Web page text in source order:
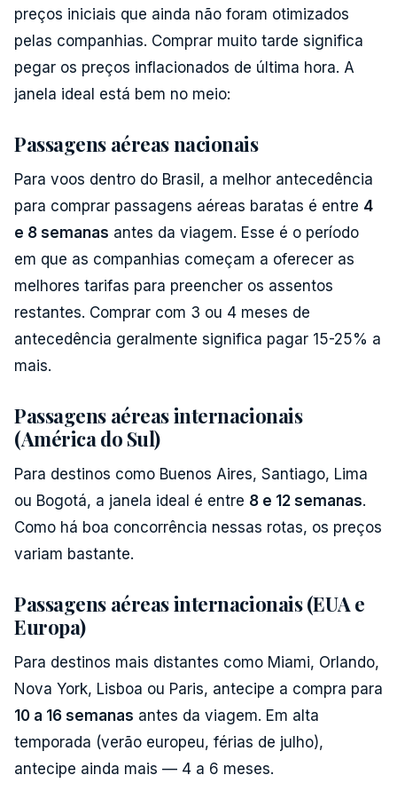
preços iniciais que ainda não foram otimizados
pelas companhias. Comprar muito tarde significa
pegar os preços inflacionados de última hora. A
janela ideal está bem no meio:
Passagens aéreas nacionais
Para voos dentro do Brasil, a melhor antecedência
para comprar passagens aéreas baratas é entre 4
e 8 semanas antes da viagem. Esse é o período
em que as companhias começam a oferecer as
melhores tarifas para preencher os assentos
restantes. Comprar com 3 ou 4 meses de
antecedência geralmente significa pagar 15-25% a
mais.
Passagens aéreas internacionais
(América do Sul)
Para destinos como Buenos Aires, Santiago, Lima
ou Bogotá, a janela ideal é entre 8 e 12 semanas.
Como há boa concorrência nessas rotas, os preços
variam bastante.
Passagens aéreas internacionais (EUA e
Europa)
Para destinos mais distantes como Miami, Orlando,
Nova York, Lisboa ou Paris, antecipe a compra para
10 a 16 semanas antes da viagem. Em alta
temporada (verão europeu, férias de julho),
antecipe ainda mais — 4 a 6 meses.